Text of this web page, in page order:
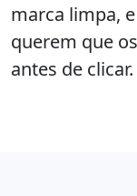
marca limpa,
querem que
antes de clicar.